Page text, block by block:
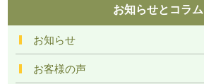
お知らせとコラム
お知らせ
お客様の声